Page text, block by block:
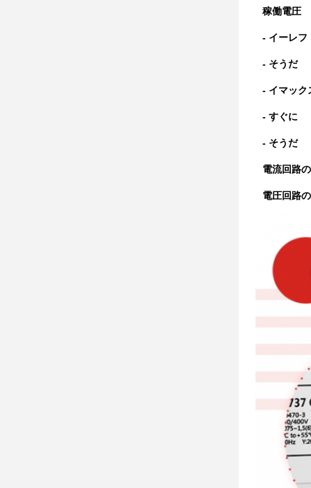
稼働電圧
- イーレフ
- そうだ
- イマック
- すぐに
- そうだ
電流回路
電圧回路